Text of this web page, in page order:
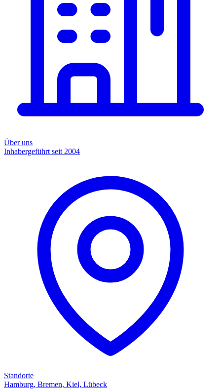
Über uns
Inhabergeführt seit 2004
Standorte
Hamburg, Bremen, Kiel, Lübeck